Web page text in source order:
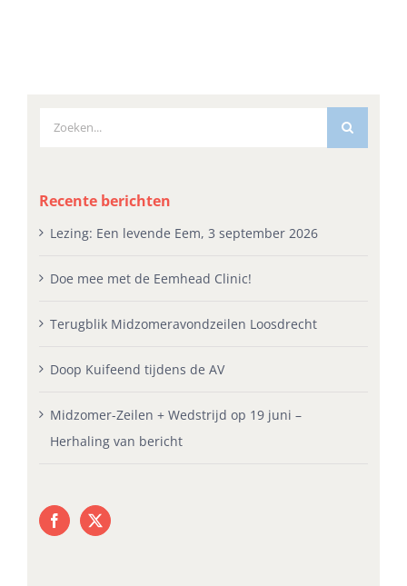
Zoeken
Recente berichten
Lezing: Een levende Eem, 3 september 2026
Doe mee met de Eemhead Clinic!
Terugblik Midzomeravondzeilen Loosdrecht
Doop Kuifeend tijdens de AV
Midzomer-Zeilen + Wedstrijd op 19 juni –
Herhaling van bericht